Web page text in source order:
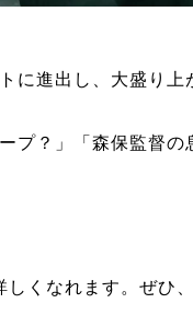
に進出し、大盛り上
プ？」「森保監督
くなれます。ぜひ